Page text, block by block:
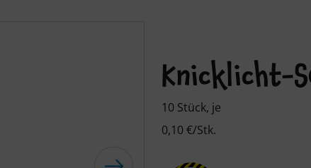
Knicklicht-
10 Stück, je
0,10 €/Stk.